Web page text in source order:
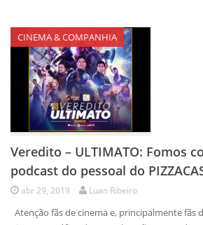
CINEMA & COMPANHIA
Veredito – ULTIMATO: Fomos
podcast do pessoal do
abr 29, 2019 Luan Ribeiro
Atenção fãs de cinema e, principalmente fãs